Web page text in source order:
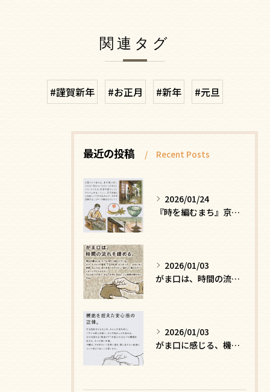
関連タグ
#謹賀新年 #お正月 #新年 #元旦
最近の投稿 Recent Posts
2026/01/24
『時を編むまち』京都ー日常にひそむ、静かな贅沢
2026/01/03
がま口は、時間の流れを緩める
2026/01/03
がま口に感じる、機能を超えた安心感の正体